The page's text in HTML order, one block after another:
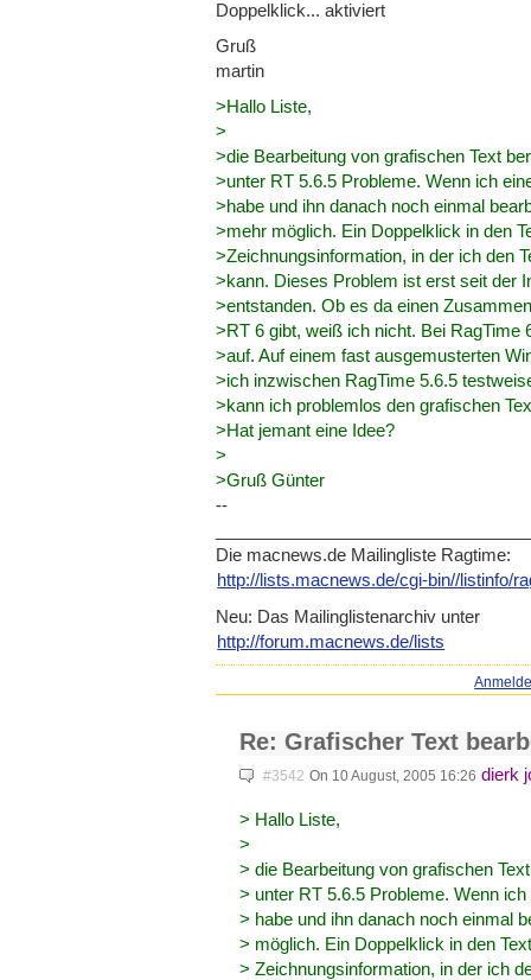
Doppelklick... aktiviert
Gruß
martin
>Hallo Liste,
>
>die Bearbeitung von grafischen Text
>unter RT 5.6.5 Probleme. Wenn ich
>habe und ihn danach noch einmal
>mehr möglich. Ein Doppelklick in den
>Zeichnungsinformation, in der ich den
>kann. Dieses Problem ist erst seit der
>entstanden. Ob es da einen
>RT 6 gibt, weiß ich nicht. Bei RagTime
>auf. Auf einem fast ausgemusterten
>ich inzwischen RagTime 5.6.5
>kann ich problemlos den grafischen
>Hat jemant eine Idee?
>
>Gruß Günter
--
Die macnews.de Mailingliste Ragtime:
http://lists.macnews.de/cgi-bin//listinfo/
Neu: Das Mailinglistenarchiv unter
http://forum.macnews.de/lists
Re: Grafischer Text
#3542 On 10 August, 2005 16:26 dierk
> Hallo Liste,
>
> die Bearbeitung von grafischen
> unter RT 5.6.5 Probleme. Wenn
> habe und ihn danach noch einmal
> möglich. Ein Doppelklick in den
> Zeichnungsinformation, in der ich